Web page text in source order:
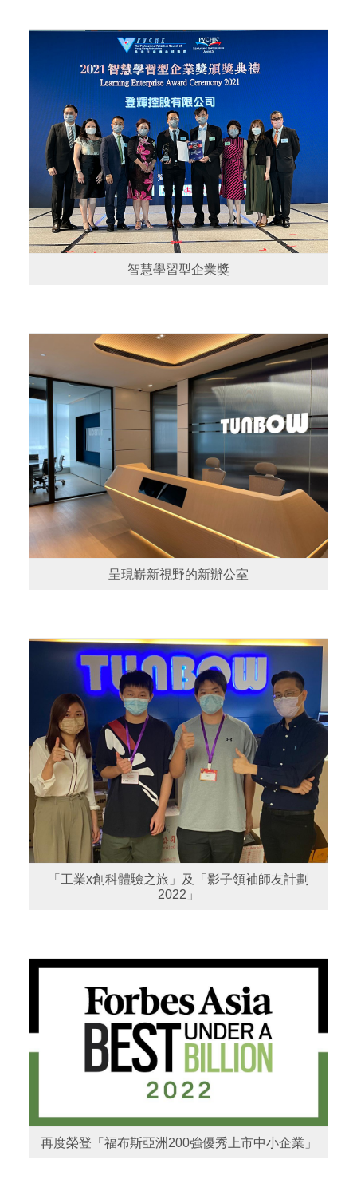
智慧學習型企業獎
呈現嶄新視野的新辦公室
「工業x創科體驗之旅」及「影子領袖師友計劃
2022」
再度榮登「福布斯亞洲200強優秀上市中小企業」